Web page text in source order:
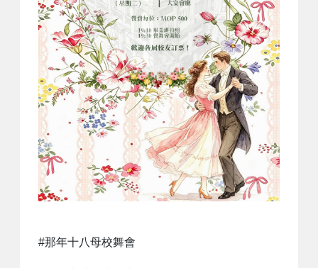
#那年十八母校舞會